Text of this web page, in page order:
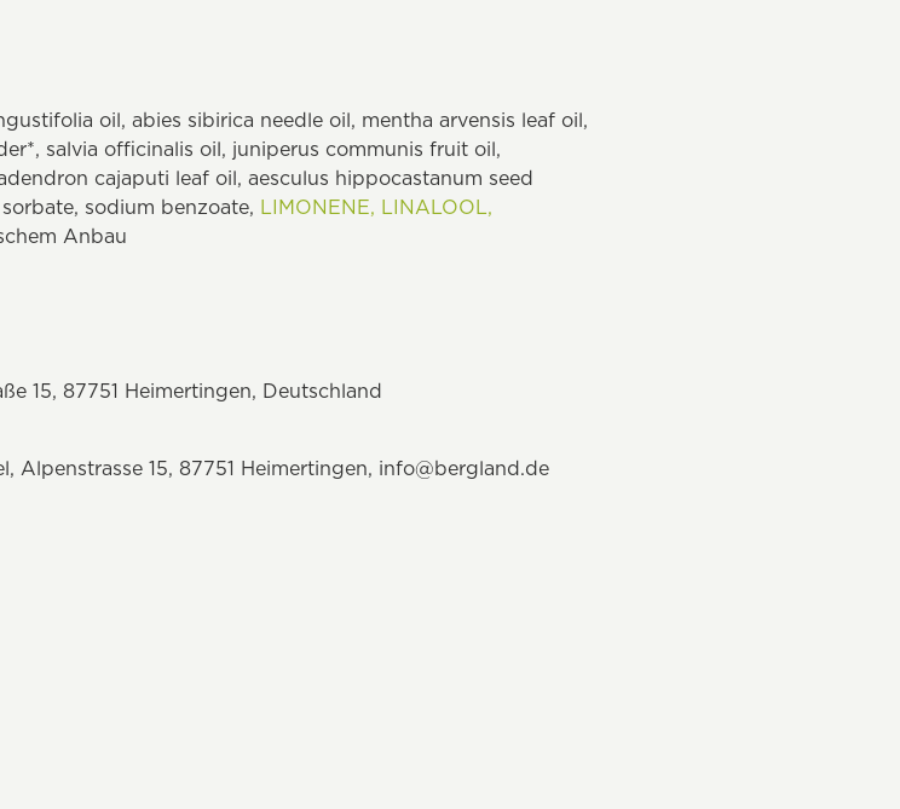
oil, abies sibirica needle oil, mentha arvensis leaf oil,
salvia officinalis oil, juniperus communis fruit oil,
cajaputi leaf oil, aesculus hippocastanum seed
sodium benzoate, LIMONENE, LINALOOL,
Anbau
15, 87751 Heimertingen, Deutschland
Alpenstrasse 15, 87751 Heimertingen, info@bergland.de